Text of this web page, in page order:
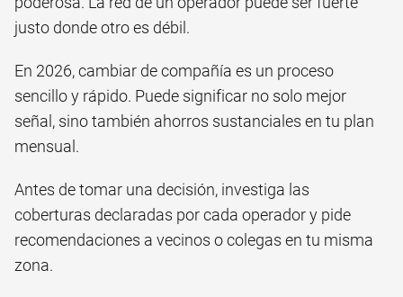
justo donde otro es débil.
En 2026, cambiar de compañía es un proceso
sencillo y rápido. Puede significar no solo mejor
señal, sino también ahorros sustanciales en tu plan
mensual.
Antes de tomar una decisión, investiga las
coberturas declaradas por cada operador y pide
recomendaciones a vecinos o colegas en tu misma
zona.